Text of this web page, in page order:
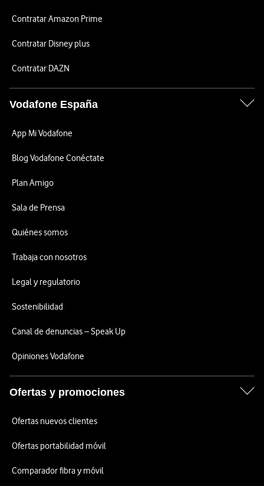
Contratar Amazon Prime
Contratar Disney plus
Contratar DAZN
Vodafone España
App Mi Vodafone
Blog Vodafone Conéctate
Plan Amigo
Sala de Prensa
Quiénes somos
Trabaja con nosotros
Legal y regulatorio
Sostenibilidad
Canal de denuncias – Speak Up
Opiniones Vodafone
Ofertas y promociones
Ofertas nuevos clientes
Ofertas portabilidad móvil
Comparador fibra y móvil